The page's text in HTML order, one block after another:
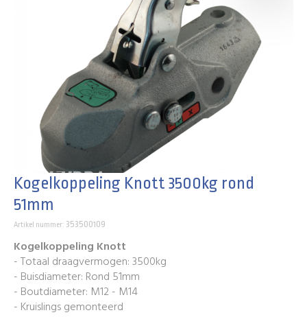
Kogelkoppeling Knott 3500kg rond
51mm
Artikel nummer: 353500109
Kogelkoppeling Knott
- Totaal draagvermogen: 3500kg
- Buisdiameter: Rond 51mm
- Boutdiameter: M12 - M14
- Kruislings gemonteerd